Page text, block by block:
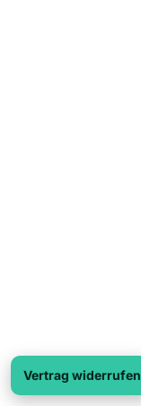
Vertrag widerrufen